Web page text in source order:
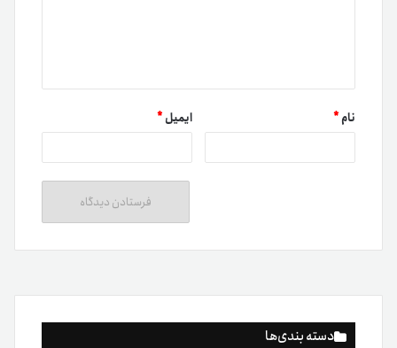
دسته بندی‌ها
نام* ایمیل*